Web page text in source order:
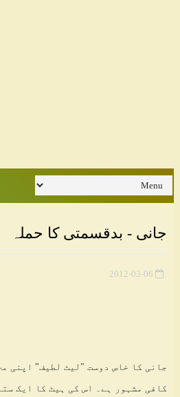
جانی - بدقسمتی کا حملہ
2012-03-06
جانی کا خاص دوست "لیٹ لطیف" اپنی
کافی مشہور ہے۔ اس کی ہیٹ کا ایک